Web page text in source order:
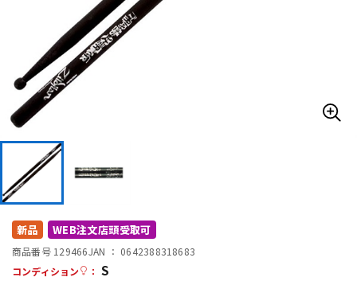
管楽器
アンプ
配信/ライブ機器
新品 WEB注文店頭受取可
商品番号 129466JAN ： 0642388318683
コンディション
： S